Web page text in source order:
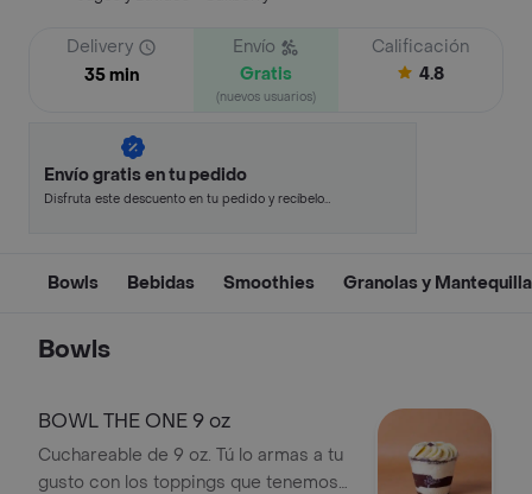
Delivery
35 min
Envío
Gratis
(nuevos usuarios)
Calificación
4.8
Envío gratis en tu pedido
Disfruta este descuento en tu pedido y recíbelo
Bowls Bebidas Smoothies Granolas y
Bowls
BOWL THE ONE 9 oz
Cuchareable de 9 oz. Tú lo armas a tu
gusto con los toppings que tenemos